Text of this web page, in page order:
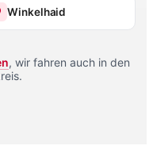
Winkelhaid
, wir fahren auch in den